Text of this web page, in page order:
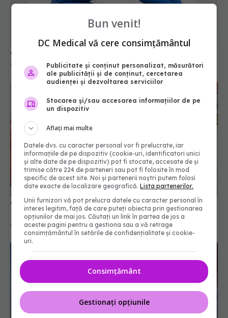
Ce se întâmplă cu cei care NU au avut COVID
05 aug 2025, 13:09
Creștere semnificativă a cazurilor noi de COVID-
19
04 iun 2025, 18:29
Bun venit!
DC Medical vă cere consimțământul
Publicitate și conținut personalizat, măsurători
ale publicității și de conținut, cercetarea
audienței și dezvoltarea serviciilor
Stocarea și/sau accesarea informațiilor de pe
un dispozitiv
Aflați mai multe
Datele dvs. cu caracter personal vor fi prelucrate, iar
informațiile de pe dispozitiv (cookie-uri, identificatori unici
și alte date de pe dispozitiv) pot fi stocate, accesate de și
trimise către 224 de parteneri sau pot fi folosite în mod
specific de acest site. Noi și partenerii noștri putem folosi
date exacte de localizare geografică.Lista partenerilor.
Unii furnizori vă pot prelucra datele cu caracter personal în
interes legitim, față de care puteți obiecta prin gestionarea
opțiunilor de mai jos. Căutați un link în partea de jos a
acestei pagini pentru a gestiona sau a vă retrage
consimțământul în setările de confidențialitate și cookie-
uri.
Consimțământ
Gestionați opțiunile